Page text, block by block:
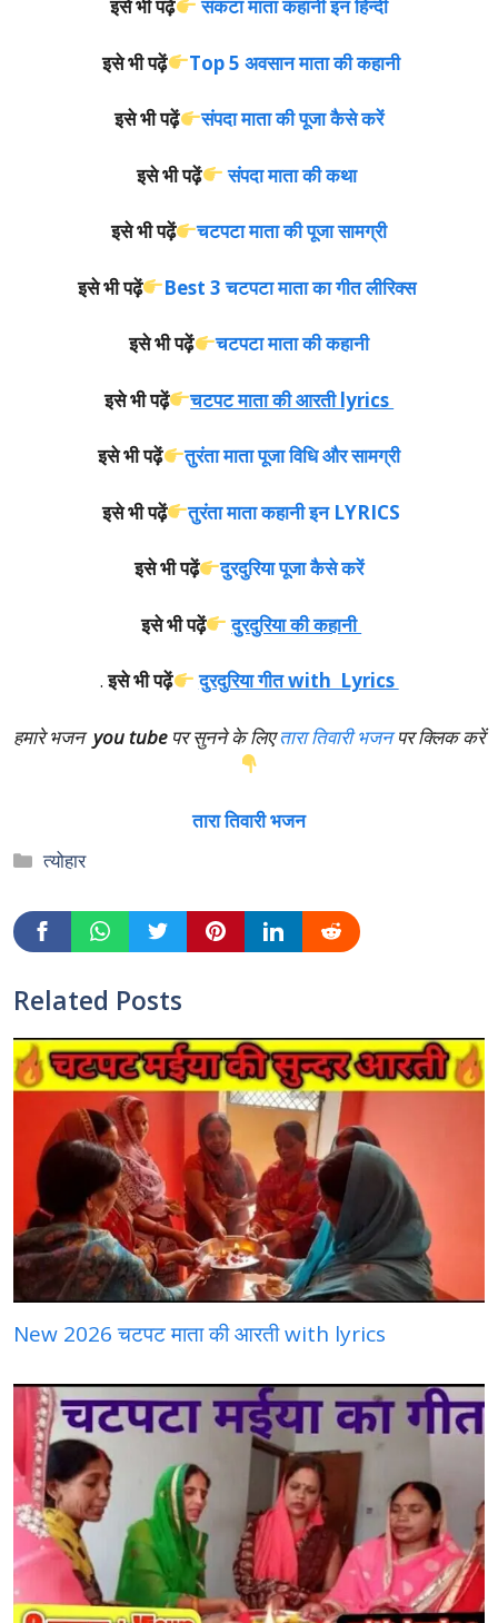
इसे भी पढ़ें संकटा माता कहानी इन हिन्दी
इसे भी पढ़ें Top 5 अवसान माता की कहानी
इसे भी पढ़ें संपदा माता की पूजा कैसे करें
इसे भी पढ़ें संपदा माता की कथा
इसे भी पढ़ें चटपटा माता की पूजा सामग्री
इसे भी पढ़ें Best 3 चटपटा माता का गीत लीरिक्स
इसे भी पढ़ें चटपटा माता की कहानी
इसे भी पढ़ें चटपट माता की आरती lyrics
इसे भी पढ़ें तुरंता माता पूजा विधि और सामग्री
इसे भी पढ़ें तुरंतामाता कहानी इन LYRICS
इसे भी पढ़ें दुरदुरिया पूजा कैसे करें
इसे भी पढ़ें दुरदुरिया की कहानी
.इसे भी पढ़ें दुरदुरिया गीत with Lyrics
हमारे भजन you tubeपर सुनने के लिएतारा तिवारी भजनपर क्लिक करें
तारा तिवारी भजन
Categories
त्योहार
Related Posts
New 2026 चटपट माता की आरती with lyrics